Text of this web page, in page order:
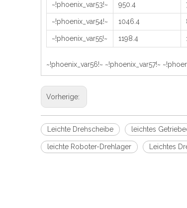
~!phoenix_var53!~ 950.4
~!phoenix_var54!~ 1046.4
~!phoenix_var55!~ 1198.4
~!phoenix_var56!~ ~!phoenix_var57!~
Vorherige:
Leichte Drehscheibe leichtes
leichte Roboter-Drehlager Leichtes